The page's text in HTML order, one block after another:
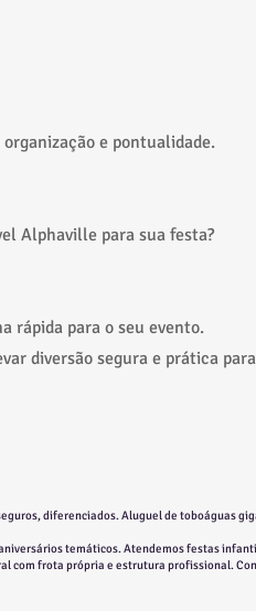
e pontualidade.
Alphaville para sua festa?
rápida para o seu evento.
diversão segura e prática
diferenciados. Aluguel de toboáguas
temáticos. Atendemos festas
com frota própria e estrutura profissional.